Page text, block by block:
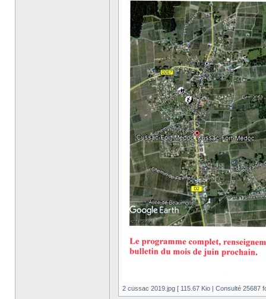
2 cussac 2019.jpg [ 115.67 Kio | Consulté 25687